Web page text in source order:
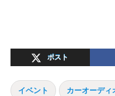
ポスト
イベント カーオーディ